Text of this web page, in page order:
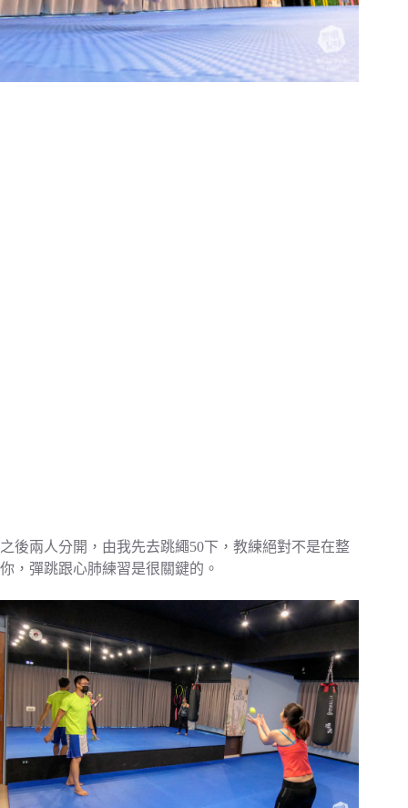
之後兩人分開，由我先去跳繩50下，教練絕對不是在整
你，彈跳跟心肺練習是很關鍵的。